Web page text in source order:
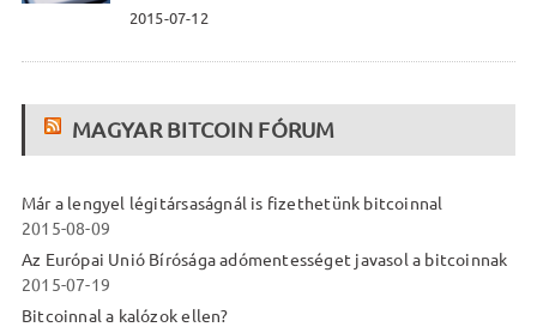
2015-07-12
MAGYAR BITCOIN FÓRUM
Már a lengyel légitársaságnál is fizethetünk bitcoinnal
2015-08-09
Az Európai Unió Bírósága adómentességet javasol a bitcoinnak
2015-07-19
Bitcoinnal a kalózok ellen?